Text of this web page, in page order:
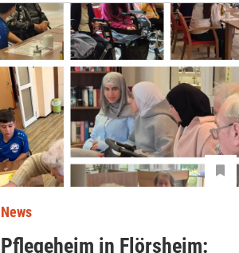
News
Pflegeheim in Flörsheim: